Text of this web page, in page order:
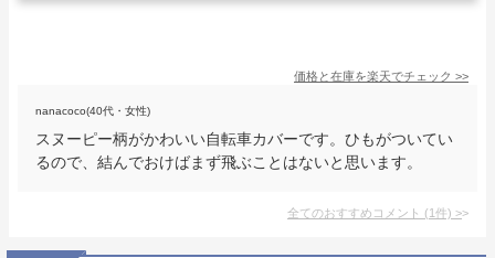
価格と在庫を楽天でチェック >>
nanacoco(40代・女性)
スヌーピー柄がかわいい自転車カバーです。ひもがついてい
るので、結んでおけばまず飛ぶことはないと思います。
全てのおすすめコメント (1件) >